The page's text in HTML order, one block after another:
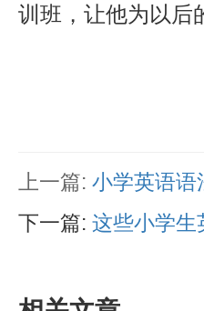
训班，让他为以后
上一篇: 小学英语语
下一篇: 这些小学生